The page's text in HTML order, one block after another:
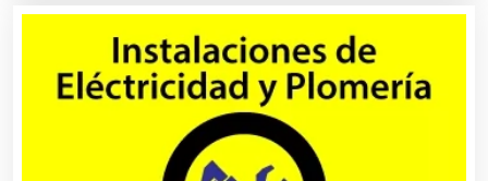
Camiones para Fletes
Cancelería de Aluminio